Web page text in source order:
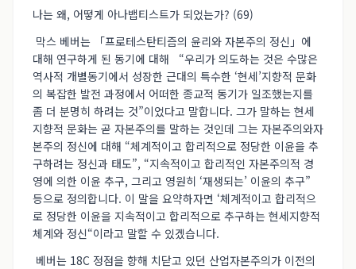
나는 왜, 어떻게 아나뱁티스트가 되었는가? (69)
막스 베버는 「프로테스탄티즘의 윤리와 자본주의 정신」에
대해 연구하게 된 동기에 대해 “우리가 의도하는 것은 수많은
역사적 개별동기에서 성장한 근대의 특수한 ‘현세’지향적 문화
의 복잡한 발전 과정에서 어떠한 종교적 동기가 일조했는지를
좀 더 분명히 하려는 것”이었다고 말합니다. 그가 말하는 현세
지향적 문화는 곧 자본주의를 말하는 것인데 그는 자본주의와자
본주의 정신에 대해 “체계적이고 합리적으로 정당한 이윤을 추
구하려는 정신과 태도”, “지속적이고 합리적인 자본주의적 경
영에 의한 이윤 추구, 그리고 영원히 ‘재생되는’ 이윤의 추구”
등으로 정의합니다. 이 말을 요약하자면 ‘체계적이고 합리적으
로 정당한 이윤을 지속적이고 합리적으로 추구하는 현세지향적
체계와 정신“이라고 말할 수 있겠습니다.
베버는 18C 정점을 향해 치닫고 있던 산업자본주의가 이전의